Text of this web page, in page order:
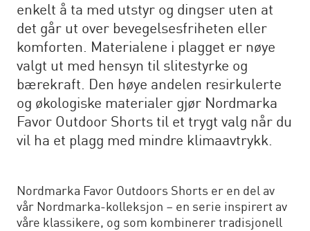
enkelt å ta med utstyr og dingser uten at
det går ut over bevegelsesfriheten eller
komforten. Materialene i plagget er nøye
valgt ut med hensyn til slitestyrke og
bærekraft. Den høye andelen resirkulerte
og økologiske materialer gjør Nordmarka
Favor Outdoor Shorts til et trygt valg når du
vil ha et plagg med mindre klimaavtrykk.
Nordmarka Favor Outdoors Shorts er en del av
vår Nordmarka-kolleksjon – en serie inspirert av
våre klassikere, og som kombinerer tradisjonell